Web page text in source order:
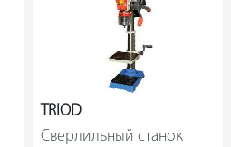
TRIOD
Сверлильный станок